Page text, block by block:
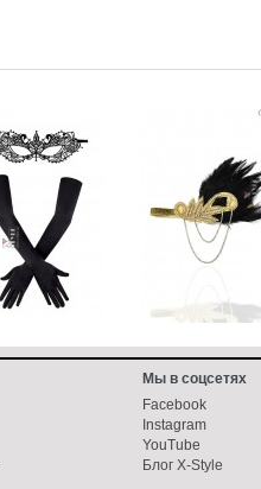
Мы в соцсетях
Facebook
Instagram
YouTube
Блог X-Style